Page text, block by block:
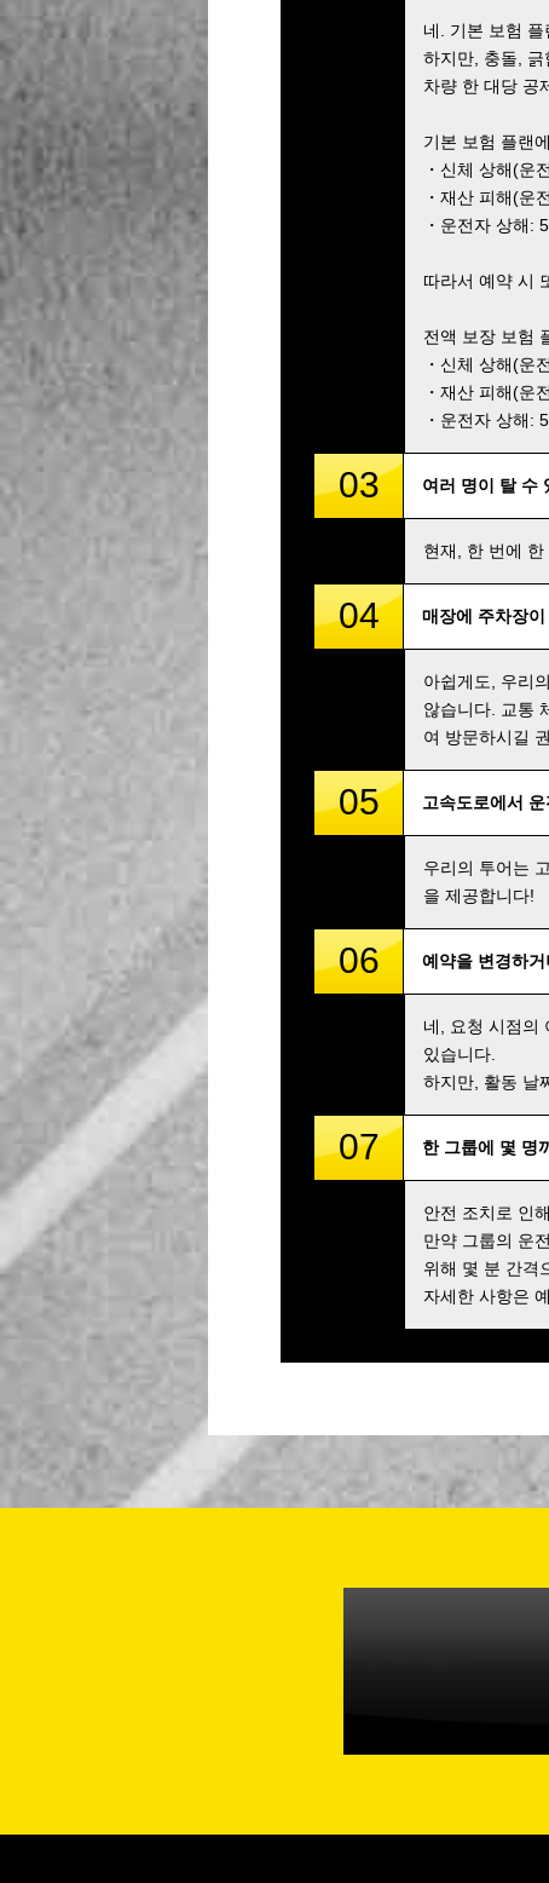
네. 기본 보험
하지만, 충돌, 긁
차량 한 대당 공
기본 보험 플랜
・신체 상해(운
・재산 피해(운
・운전자 상해:
따라서 예약 시
전액 보장 보험
・신체 상해(운
・재산 피해(운
・운전자 상해:
03 여러 명이 탈 수
현재, 한 번에
04 매장에 주차장
아쉽게도, 우리
않습니다. 교통
여 방문하시길
05 고속도로에서
우리의 투어는
을 제공합니다!
06 예약을 변경하
네, 요청 시점의
있습니다.
하지만, 활동 날
07 한 그룹에 몇 명
안전 조치로 인
만약 그룹의 운
위해 몇 분 간격
자세한 사항은